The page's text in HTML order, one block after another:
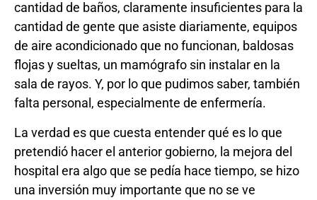
cantidad de baños, claramente insuficientes para la
cantidad de gente que asiste diariamente, equipos
de aire acondicionado que no funcionan, baldosas
flojas y sueltas, un mamógrafo sin instalar en la
sala de rayos. Y, por lo que pudimos saber, también
falta personal, especialmente de enfermería.
La verdad es que cuesta entender qué es lo que
pretendió hacer el anterior gobierno, la mejora del
hospital era algo que se pedía hace tiempo, se hizo
una inversión muy importante que no se ve